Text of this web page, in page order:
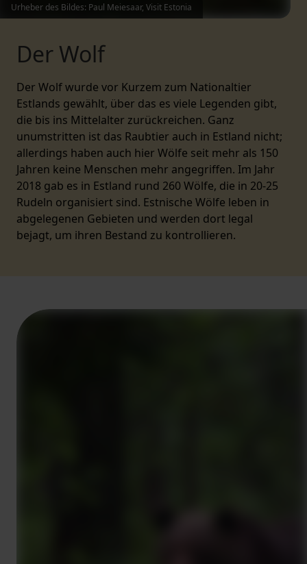
Der Wolf
Der Wolf wurde vor Kurzem zum Nationaltier
Estlands gewählt, über das es viele Legenden gibt,
die bis ins Mittelalter zurückreichen. Ganz
unumstritten ist das Raubtier auch in Estland nicht;
allerdings haben auch hier Wölfe seit mehr als 150
Jahren keine Menschen mehr angegriffen. Im Jahr
2018 gab es in Estland rund 260 Wölfe, die in 20-25
Rudeln organisiert sind. Estnische Wölfe leben in
abgelegenen Gebieten und werden dort legal
bejagt, um ihren Bestand zu kontrollieren.
Urheber des Bildes: Paul Meiesaar, Visit Estonia